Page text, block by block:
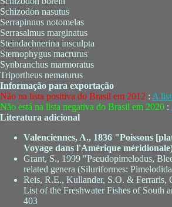
Schizodon nasutus
Serrapinnus notomelas
Serrasalmus marginatus
Steindachnerina insculpta
Sternophygus macrurus
Synbranchus marmoratus
Triportheus nematurus
Informação para exportação
Não na lista positiva do Brasil em 2012 : A
Não está na lista negativa do Brasil em 2020 :
Literatura adicional
Valenciennes, A., 1836 "Poissons
Voyage dans l'Amérique
Grant, S., 1999 "Pseudopimelodus,
related genera (Siluriformes:
Reis, R.E., Kullander, S.O. & Ferraris,
List of the Freshwater Fishes of South
403